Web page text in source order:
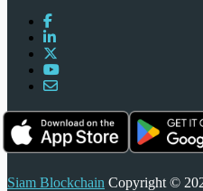
Siam Blockchain Copyright ©